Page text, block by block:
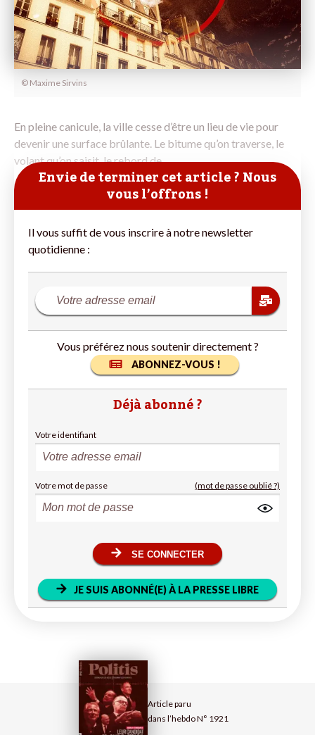
Article paru
dans l’hebdo N° 1921
© Maxime Sirvins
En pleine canicule, la ville cesse d’être un lieu de vie pour
devenir une surface brûlante. Le bitume qu’on traverse, le
volant qu’on saisit, le rebord de
Envie de terminer cet article ? Nous
vous l’offrons !
Il vous suffit de vous inscrire à notre newsletter
quotidienne :
Vous préférez nous soutenir directement ?
ABONNEZ-VOUS !
Déjà abonné ?
Votre identifiant
Votre mot de passe (mot de passe oublié ?)
SE CONNECTER
JE SUIS ABONNÉ(E) À LA PRESSE LIBRE